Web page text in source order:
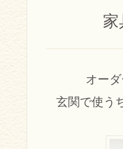
オー
玄関で使う